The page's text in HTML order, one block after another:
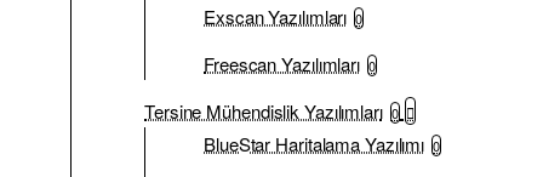
Exscan Yazılımları 0
Freescan Yazılımları 0
Tersine Mühendislik Yazılımları 0
BlueStar Haritalama Yazılımı 0